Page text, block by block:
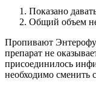
Показано
Общий объем
Пропивают
препарат не
присоединилось
необходимо сменить